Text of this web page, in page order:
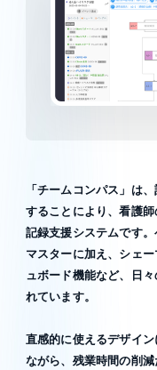
「チームコンパス」は
することにより、看護
記録支援システムです
マスターに加え、シェ
ュボード機能など、日
れています。
直感的に使えるデザイ
ながら、残業時間の削